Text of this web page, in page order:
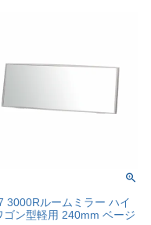
3000Rルームミラー ハイ
ゴン型軽用 240mm ベージ